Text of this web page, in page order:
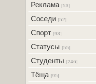
Реклама [53]
Соседи [52]
Спорт [93]
Статусы [55]
Студенты [246]
Тёща [95]